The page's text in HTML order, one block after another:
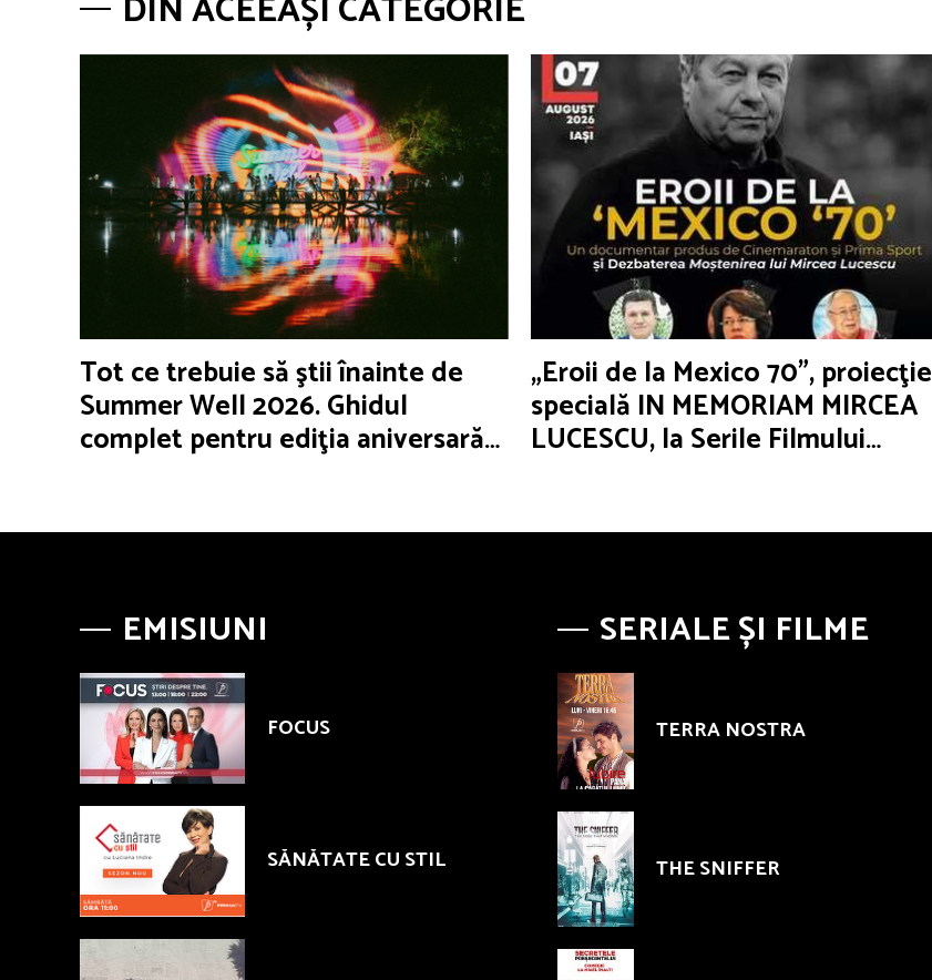
Tot ce trebuie să ştii înainte de
Summer Well 2026. Ghidul
complet pentru ediţia aniversară
„Eroii de la Mexico 70”, proiecţie
specială IN MEMORIAM MIRCEA
LUCESCU, la Serile Filmului
EMISIUNI
FOCUS
SĂNĂTATE CU STIL
SERIALE ȘI FILME
TERRA NOSTRA
THE SNIFFER